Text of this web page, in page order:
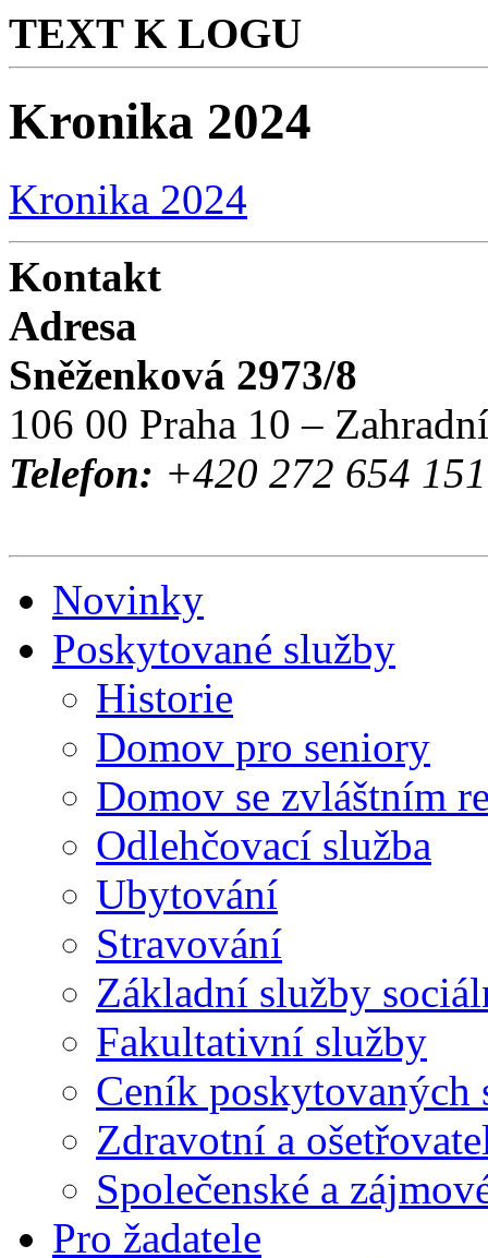
TEXT K LOGU
Kronika 2024
Kronika 2024
Kontakt
Adresa
Sněženková 2973/8
106 00 Praha 10 –
Telefon: +420 272 654
Novinky
Poskytované služby
Historie
Domov pro seniory
Domov se zvláštním
Odlehčovací služba
Ubytování
Stravování
Základní služby
Fakultativní služby
Ceník poskytovaných
Zdravotní a
Společenské a
Pro žadatele